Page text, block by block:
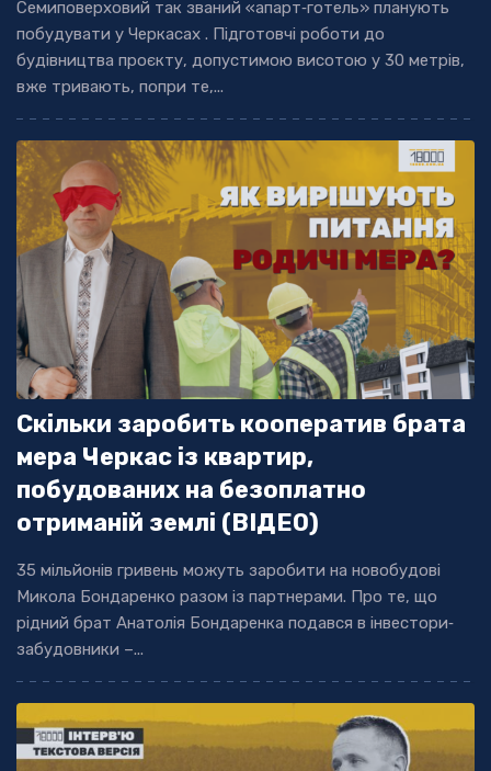
Семиповерховий так званий «апарт‐готель» планують
побудувати у Черкасах . Підготовчі роботи до
будівництва проєкту, допустимою висотою у 30 метрів,
вже тривають, попри те,...
Скільки заробить кооператив брата
мера Черкас із квартир,
побудованих на безоплатно
отриманій землі (ВІДЕО)
35 мільйонів гривень можуть заробити на новобудові
Микола Бондаренко разом із партнерами. Про те, що
рідний брат Анатолія Бондаренка подався в інвестори‐
забудовники –...